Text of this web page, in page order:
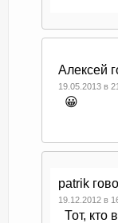
Алексей
19.05.2013 в
😀
patrik
19.12.2012 в
Тот, кто